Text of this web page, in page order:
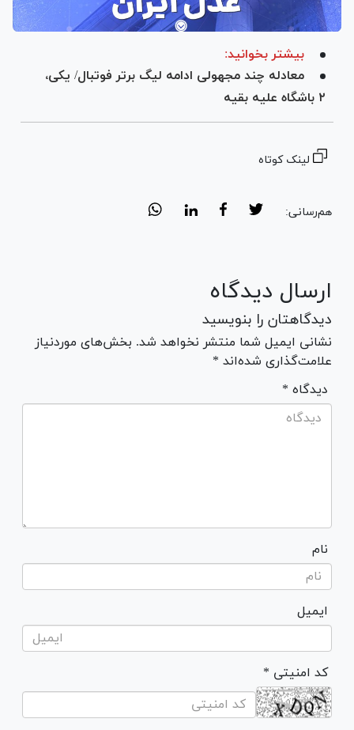
بیشتر بخوانید:
معادله چند مجهولی ادامه لیگ برتر فوتبال/ یکی،
۲ باشگاه علیه بقیه
لینک کوتاه
هم‌رسانی:
ارسال دیدگاه
دیدگاهتان را بنویسید
نشانی ایمیل شما منتشر نخواهد شد. بخش‌های موردنیاز
علامت‌گذاری شده‌اند *
* دیدگاه
نام
ایمیل
* کد امنیتی